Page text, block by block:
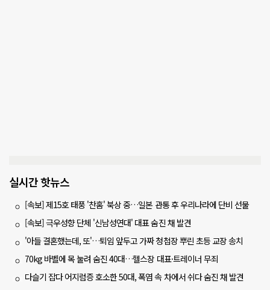
실시간 핫뉴스
[속보] 제15호 태풍 '찬홈' 북상 중…일본 관통 후 우리나라에 단비 선물
[속보] 극우성향 단체 '신남성연대' 대표 숨진 채 발견
'아들 결혼했는데, 또'…퇴임 앞두고 가짜 청첩장 뿌린 초등 교장 송치
70kg 바벨에 목 눌려 숨진 40대…헬스장 대표·트레이너 무죄
다슬기 잡다 어지럼증 호소한 50대, 폭염 속 차에서 쉬다 숨진 채 발견